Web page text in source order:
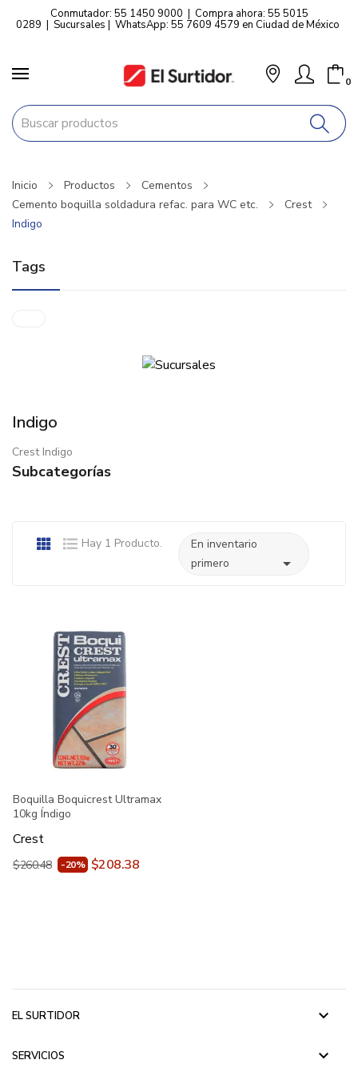
Conmutador: 55 1450 9000 | Compra ahora: 55 5015
0289 | Sucursales | WhatsApp: 55 7609 4579 en Ciudad de México
0
Inicio Productos
Cementos
Cemento boquilla soldadura refac. para WC etc.
Crest
Indigo
Tags
Indigo
Crest Indigo
Subcategorías
Hay 1 Producto.
En inventario
primero

Boquilla Boquicrest Ultramax
10kg Índigo
Crest
$260.48 -20% $208.38
EL SURTIDOR keyboard_arrow_down
SERVICIOS keyboard_arrow_down